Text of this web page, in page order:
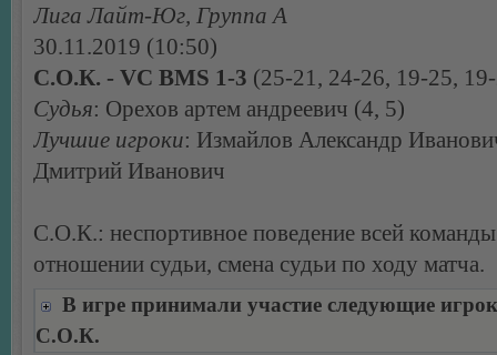
Лига Лайт-Юг, Группа А
30.11.2019 (10:50)
С.О.К. - VC BMS 1-3 (25-21, 24-26, 19-25,
Судья: Орехов артем андреевич (4, 5)
Лучшие игроки: Измайлов Александр
Дмитрий Иванович
С.О.К.: неспортивное поведение всей
отношении судьи, смена судьи по ходу матча.
В игре принимали участие следующие
С.О.К.